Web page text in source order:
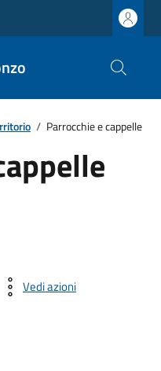
/ Parrocchie e cappelle
Vedi azioni